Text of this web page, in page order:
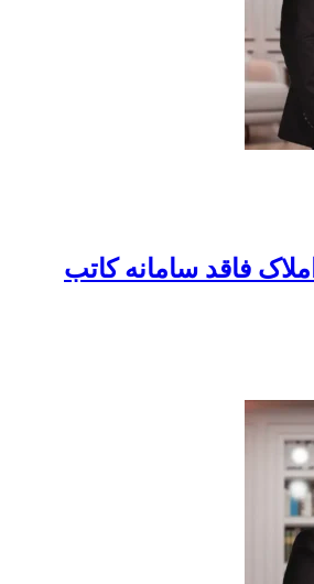
فاقد سامانه کاتب